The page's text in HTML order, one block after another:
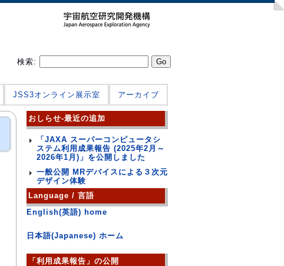
検索:
JSS3オンライン展示室 アーカイブ
おしらせ-最近の追加
「JAXA スーパーコンピュータシ
ステム利用成果報告 (2025年2月～
2026年1月)」を公開しました
一般公開 MRデバイスによる３次元
デザイン体験
Language / 言語
English(英語) home
日本語(Japanese) ホーム
「利用成果報告」の公開